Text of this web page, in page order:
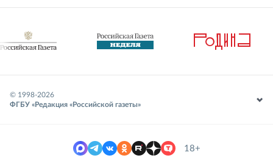
© 1998-2026
ФГБУ «Редакция «Российской газеты»
18+